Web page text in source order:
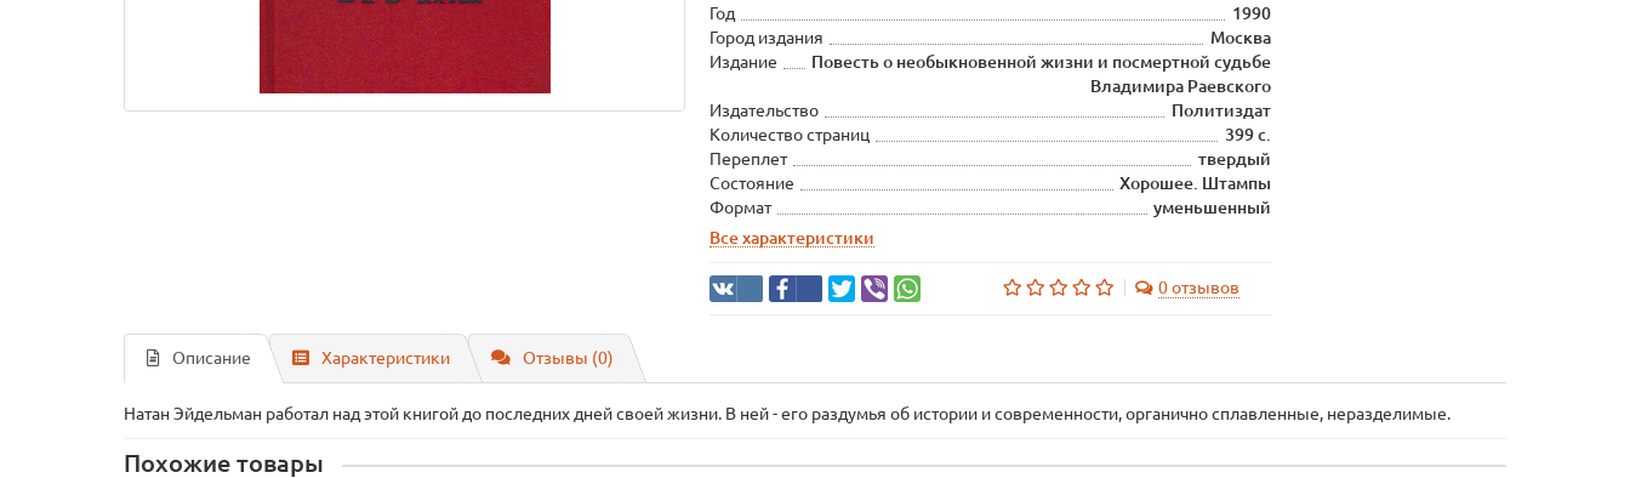
Год
1990
Город издания
Москва
Издание
Повесть о необыкновенной жизни и посмертной судьбе
Владимира Раевского
Издательство
Политиздат
Количество страниц
399 с.
Переплет
твердый
Состояние
Хорошее. Штампы
Формат
уменьшенный
Все характеристики
0 отзывов
Описание Характеристики Отзывы (0)
Натан Эйдельман работал над этой книгой до последних дней своей жизни. В ней - его раздумья об истории и современности, органично сплавленные, неразделимые.
Похожие товары